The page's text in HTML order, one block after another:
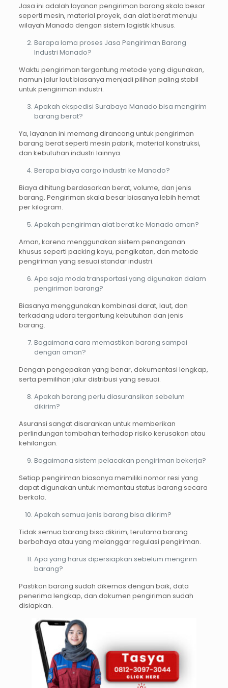
Jasa ini adalah layanan pengiriman barang skala besar
seperti mesin, material proyek, dan alat berat menuju
wilayah Manado dengan sistem logistik khusus.
Berapa lama proses Jasa Pengiriman Barang
Industri Manado?
Waktu pengiriman tergantung metode yang digunakan,
namun jalur laut biasanya menjadi pilihan paling stabil
untuk pengiriman industri.
Apakah ekspedisi Surabaya Manado bisa mengirim
barang berat?
Ya, layanan ini memang dirancang untuk pengiriman
barang berat seperti mesin pabrik, material konstruksi,
dan kebutuhan industri lainnya.
Berapa biaya cargo industri ke Manado?
Biaya dihitung berdasarkan berat, volume, dan jenis
barang. Pengiriman skala besar biasanya lebih hemat
per kilogram.
Apakah pengiriman alat berat ke Manado aman?
Aman, karena menggunakan sistem penanganan
khusus seperti packing kayu, pengikatan, dan metode
pengiriman yang sesuai standar industri.
Apa saja moda transportasi yang digunakan dalam
pengiriman barang?
Biasanya menggunakan kombinasi darat, laut, dan
terkadang udara tergantung kebutuhan dan jenis
barang.
Bagaimana cara memastikan barang sampai
dengan aman?
Dengan pengepakan yang benar, dokumentasi lengkap,
serta pemilihan jalur distribusi yang sesuai.
Apakah barang perlu diasuransikan sebelum
dikirim?
Asuransi sangat disarankan untuk memberikan
perlindungan tambahan terhadap risiko kerusakan atau
kehilangan.
Bagaimana sistem pelacakan pengiriman bekerja?
Setiap pengiriman biasanya memiliki nomor resi yang
dapat digunakan untuk memantau status barang secara
berkala.
Apakah semua jenis barang bisa dikirim?
Tidak semua barang bisa dikirim, terutama barang
berbahaya atau yang melanggar regulasi pengiriman.
Apa yang harus dipersiapkan sebelum mengirim
barang?
Pastikan barang sudah dikemas dengan baik, data
penerima lengkap, dan dokumen pengiriman sudah
disiapkan.